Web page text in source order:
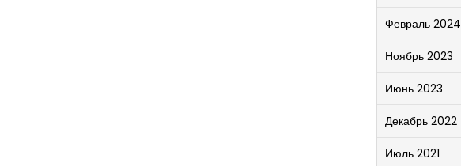
Февраль 2024
Ноябрь 2023
Июнь 2023
Декабрь 2022
Июль 2021